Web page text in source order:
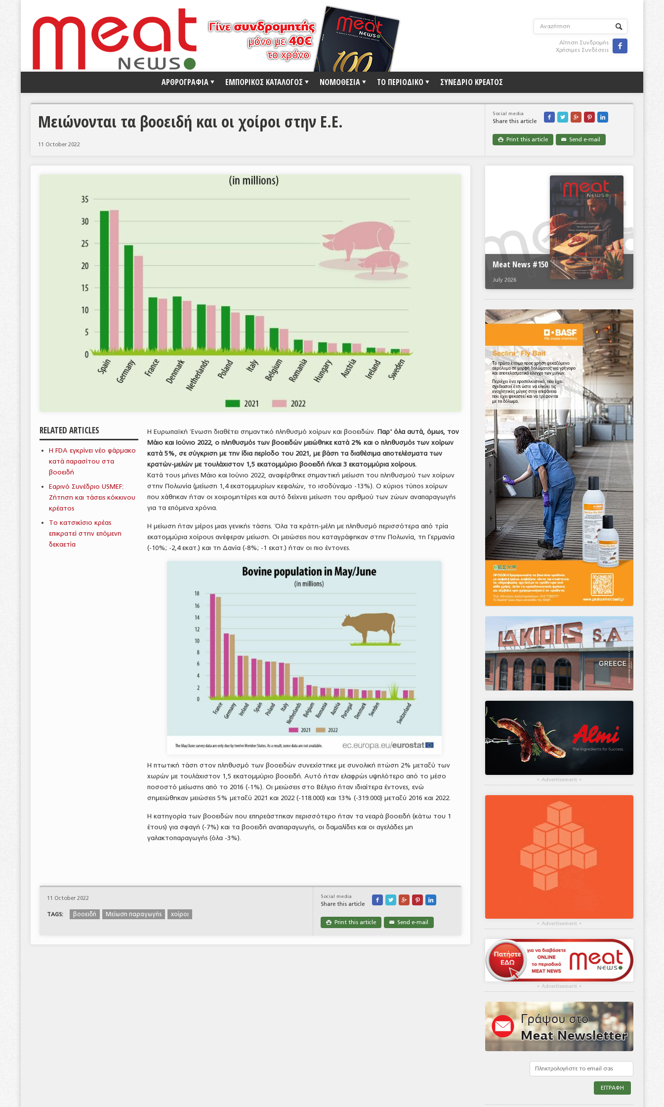
Αίτηση Συνδρομής
Χρήσιμες Συνδέσεις

ΑΡΘΡΟΓΡΑΦΙΑ ΕΜΠΟΡΙΚΟΣ ΚΑΤΑΛΟΓΟΣ ΝΟΜΟΘΕΣΙΑ ΤΟ ΠΕΡΙΟΔΙΚΟ ΣΥΝΕΔΡΙΟ ΚΡΕΑΤΟΣ
Social media
Share this article
    
 Print this article ✉ Send e-mail
Μειώνονται τα βοοειδή και οι χοίροι στην Ε.Ε.
11 October 2022
RELATED ARTICLES
Η FDA εγκρίνει νέο φάρμακο
κατά παρασίτου στα
βοοειδή
Εαρινό Συνέδριο USMEF:
Ζήτηση και τάσεις κόκκινου
κρέατος
Το κατσικίσιο κρέας
επικρατεί στην επόμενη
δεκαετία
Η Ευρωπαϊκή Ένωση διαθέτει σημαντικό πληθυσμό χοίρων και βοοειδών. Παρ' όλα αυτά, όμως, τον
Μάιο και Ιούνιο 2022, ο πληθυσμός των βοοειδών μειώθηκε κατά 2% και ο πληθυσμός των χοίρων
κατά 5%, σε σύγκριση με την ίδια περίοδο του 2021, με βάση τα διαθέσιμα αποτελέσματα των
κρατών-μελών με τουλάχιστον 1,5 εκατομμύριο βοοειδή ή/και 3 εκατομμύρια χοίρους.
Κατά τους μήνες Μάιο και Ιούνιο 2022, αναφέρθηκε σημαντική μείωση του πληθυσμού των χοίρων
στην Πολωνία (μείωση 1,4 εκατομμυρίων κεφαλών, το ισοδύναμο -13%). Ο κύριος τύπος χοίρων
που χάθηκαν ήταν οι χοιρομητέρες και αυτό δείχνει μείωση του αριθμού των ζώων αναπαραγωγής
για τα επόμενα χρόνια.
Η μείωση ήταν μέρος μιας γενικής τάσης. Όλα τα κράτη-μέλη με πληθυσμό περισσότερα από τρία
εκατομμύρια χοίρους ανέφεραν μείωση. Οι μειώσεις που καταγράφηκαν στην Πολωνία, τη Γερμανία
(-10%; -2,4 εκατ.) και τη Δανία (-8%; -1 εκατ.) ήταν οι πιο έντονες.
Η πτωτική τάση στον πληθυσμό των βοοειδών συνεχίστηκε με συνολική πτώση 2% μεταξύ των
χωρών με τουλάχιστον 1,5 εκατομμύριο βοοειδή. Αυτό ήταν ελαφρώς υψηλότερο από το μέσο
ποσοστό μείωσης από το 2016 (-1%). Οι μειώσεις στο Βέλγιο ήταν ιδιαίτερα έντονες, ενώ
σημειώθηκαν μειώσεις 5% μεταξύ 2021 και 2022 (-118.000) και 13% (-319.000) μεταξύ 2016 και 2022.
Η κατηγορία των βοοειδών που επηρεάστηκαν περισσότερο ήταν τα νεαρά βοοειδή (κάτω του 1
έτους) για σφαγή (-7%) και τα βοοειδή αναπαραγωγής, οι δαμαλίδες και οι αγελάδες μη
γαλακτοπαραγωγής (όλα -3%).
Social media
Share this article
    
 Print this article ✉ Send e-mail
11 October 2022
TAGS: βοοειδή Μείωση παραγωγής χοίροι
Meat News #150
July 2026
▴ Advertisement ▴
▴ Advertisement ▴
▴ Advertisement ▴